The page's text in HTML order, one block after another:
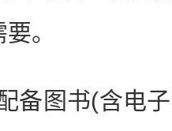
。
图书(含电子